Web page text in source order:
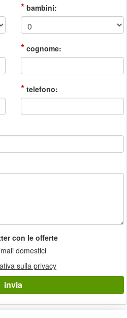
* bambini:
* cognome:
* telefono:
con le offerte
domestici
sulla privacy